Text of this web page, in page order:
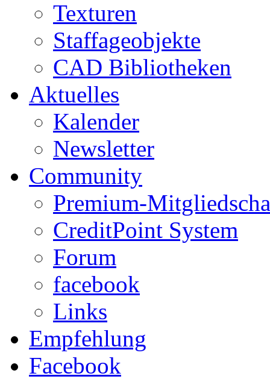
Texturen
Staffageobjekte
CAD Bibliotheken
Aktuelles
Kalender
Newsletter
Community
Premium-
CreditPoint System
Forum
facebook
Links
Empfehlung
Facebook